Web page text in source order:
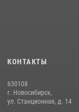
Росгвардии задержан
При силовой
КОНТАКТЫ
630108
г. Новосибирск,
ул. Станционная, д. 14